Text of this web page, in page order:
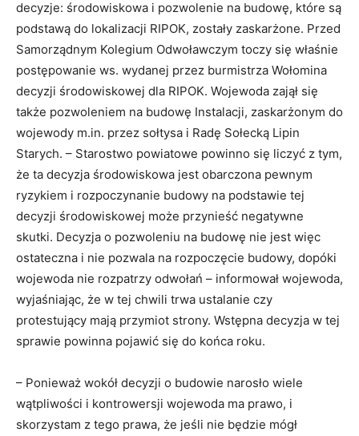
decyzje: środowiskowa i pozwolenie na budowę, które są
podstawą do lokalizacji RIPOK, zostały zaskarżone. Przed
Samorządnym Kolegium Odwoławczym toczy się właśnie
postępowanie ws. wydanej przez burmistrza Wołomina
decyzji środowiskowej dla RIPOK. Wojewoda zajął się
także pozwoleniem na budowę Instalacji, zaskarżonym do
wojewody m.in. przez sołtysa i Radę Sołecką Lipin
Starych. – Starostwo powiatowe powinno się liczyć z tym,
że ta decyzja środowiskowa jest obarczona pewnym
ryzykiem i rozpoczynanie budowy na podstawie tej
decyzji środowiskowej może przynieść negatywne
skutki. Decyzja o pozwoleniu na budowę nie jest więc
ostateczna i nie pozwala na rozpoczęcie budowy, dopóki
wojewoda nie rozpatrzy odwołań – informował wojewoda,
wyjaśniając, że w tej chwili trwa ustalanie czy
protestujący mają przymiot strony. Wstępna decyzja w tej
sprawie powinna pojawić się do końca roku.
– Ponieważ wokół decyzji o budowie narosło wiele
wątpliwości i kontrowersji wojewoda ma prawo, i
skorzystam z tego prawa, że jeśli nie będzie mógł